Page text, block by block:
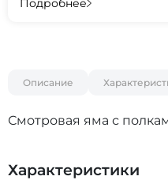
Подробнее
Описание
Смотровая яма с
Характеристики